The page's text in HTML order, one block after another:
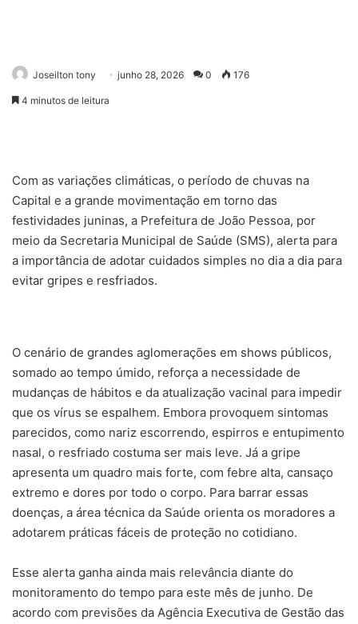
Joseilton tony junho 28, 2026 0 176
4 minutos de leitura
Com as variações climáticas, o período de chuvas na
Capital e a grande movimentação em torno das
festividades juninas, a Prefeitura de João Pessoa, por
meio da Secretaria Municipal de Saúde (SMS), alerta para
a importância de adotar cuidados simples no dia a dia para
evitar gripes e resfriados.
O cenário de grandes aglomerações em shows públicos,
somado ao tempo úmido, reforça a necessidade de
mudanças de hábitos e da atualização vacinal para impedir
que os vírus se espalhem. Embora provoquem sintomas
parecidos, como nariz escorrendo, espirros e entupimento
nasal, o resfriado costuma ser mais leve. Já a gripe
apresenta um quadro mais forte, com febre alta, cansaço
extremo e dores por todo o corpo. Para barrar essas
doenças, a área técnica da Saúde orienta os moradores a
adotarem práticas fáceis de proteção no cotidiano.
Esse alerta ganha ainda mais relevância diante do
monitoramento do tempo para este mês de junho. De
acordo com previsões da Agência Executiva de Gestão das